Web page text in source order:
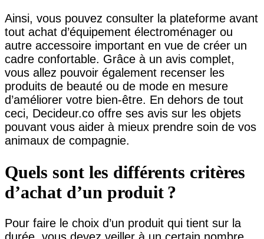
Ainsi, vous pouvez consulter la plateforme avant
tout achat d’équipement électroménager ou
autre accessoire important en vue de créer un
cadre confortable. Grâce à un avis complet,
vous allez pouvoir également recenser les
produits de beauté ou de mode en mesure
d’améliorer votre bien-être. En dehors de tout
ceci, Decideur.co offre ses avis sur les objets
pouvant vous aider à mieux prendre soin de vos
animaux de compagnie.
Quels sont les différents critères
d’achat d’un produit ?
Pour faire le choix d’un produit qui tient sur la